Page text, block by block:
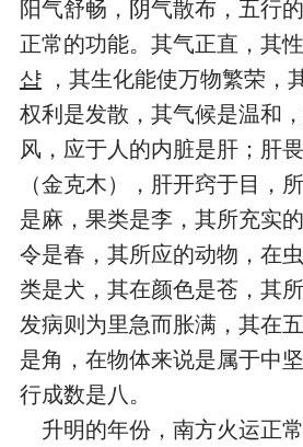
阳气舒畅，阴气散布，五行
正常的功能。其气正直，其
샵，其生化能使万物繁荣，
权利是发散，其气候是温和
风，应于人的内脏是肝；肝
（金克木），肝开窍于目，
是麻，果类是李，其所充实
令是春，其所应的动物，在
类是犬，其在颜色是苍，其
发病则为里急而胀满，其在
是角，在物体来说是属于中
行成数是八。
升明的年份，南方火运正